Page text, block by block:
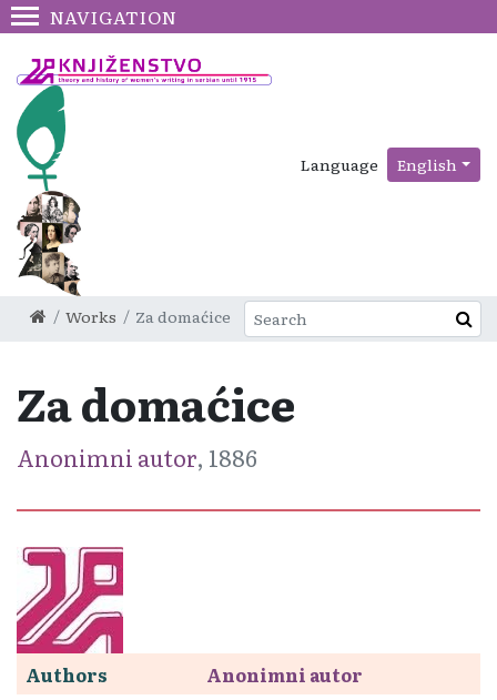
NAVIGATION
Language English
Works Za domaćice
Za domaćice
Anonimni autor, 1886
Authors
Anonimni autor